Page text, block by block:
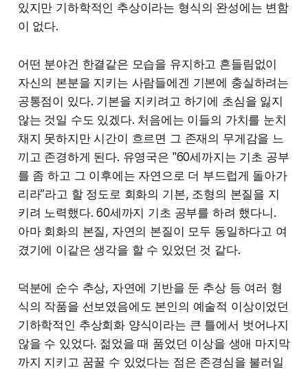
있지만 기하학적인 추상이라는 형식의 완성에는 변함
이 없다.
어떤 분야건 한결같은 모습을 유지하고 흔들림없이
자신의 본분을 지키는 사람들에겐 기본에 충실하려는
공통점이 있다. 기본을 지키려고 하기에 초심을 잃지
않는 것일 수도 있겠다. 처음에는 이들의 가치를 눈치
채지 못하지만 시간이 흐르면 그 존재의 무게감을 느
끼고 존경하게 된다. 유영국은 "60세까지는 기초 공부
를 좀 하고 그 이후에는 자연으로 더 부드럽게 돌아가
리라”라고 할 정도로 회화의 기본, 조형의 본질을 지
키려 노력했다. 60세까지 기초 공부를 하려 했다니.
아마 회화의 본질, 자연의 본질이 모두 동일하다고 여
겼기에 이같은 생각을 할 수 있었던 것 같다.
덕분에 순수 추상, 자연에 기반을 둔 추상 등 여러 형
식의 작품을 선보였음에도 본인의 예술적 이상이었던
기하학적인 추상회화 양식이라는 큰 틀에서 벗어나지
않을 수 있었다. 젊었을 때 품었던 이상을 생애 마지막
까지 지키고 꿈꿀 수 있었다는 점은 존경심을 불러일